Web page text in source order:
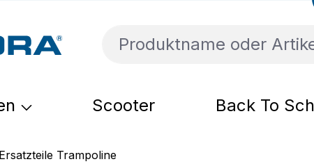
Scooter Back To
Ersatzteile Trampoline